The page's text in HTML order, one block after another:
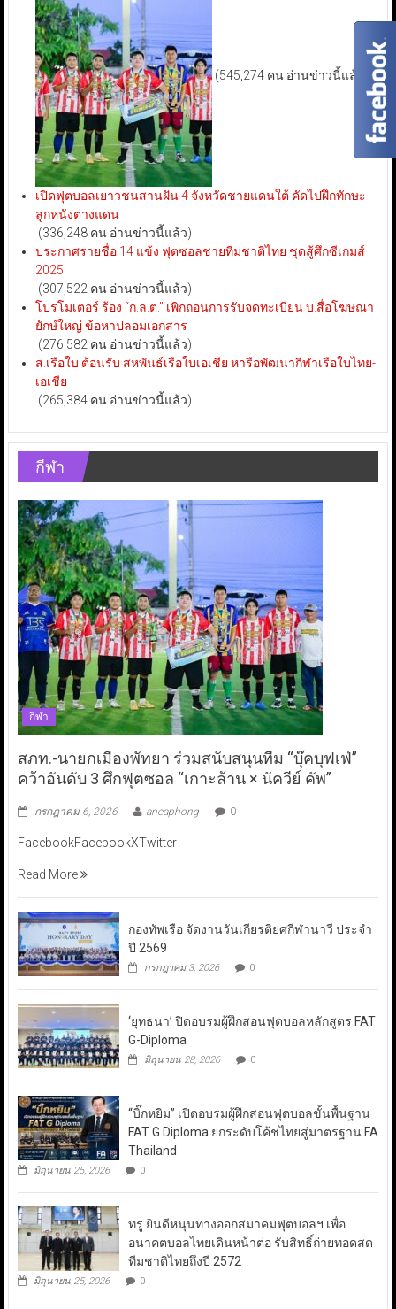
(545,274 คน อ่านข่าวนี้แล้ว)
เปิดฟุตบอลเยาวชนสานฝัน 4 จังหวัดชายแดนใต้ คัดไปฝึกทักษะ
ลูกหนังต่างแดน
(336,248 คน อ่านข่าวนี้แล้ว)
ประกาศรายชื่อ 14 แข้ง ฟุตซอลชายทีมชาติไทย ชุดสู้ศึกซีเกมส์
2025
(307,522 คน อ่านข่าวนี้แล้ว)
โปรโมเตอร์ ร้อง “ก.ล.ต.” เพิกถอนการรับจดทะเบียน บ.สื่อโฆษณา
ยักษ์ใหญ่ ข้อหาปลอมเอกสาร
(276,582 คน อ่านข่าวนี้แล้ว)
ส.เรือใบ ต้อนรับ สหพันธ์เรือใบเอเชีย หารือพัฒนากีฬาเรือใบไทย-
เอเชีย
(265,384 คน อ่านข่าวนี้แล้ว)
กีฬา
กีฬา
สภท.-นายกเมืองพัทยา ร่วมสนับสนุนทีม “บุ๊คบุฟเฟ่”
คว้าอันดับ 3 ศึกฟุตซอล “เกาะล้าน × นัควีย์ คัพ”
กรกฎาคม 6, 2026 aneaphong 0
FacebookFacebookXTwitter
Read More
กองทัพเรือ จัดงานวันเกียรติยศกีฬานาวี ประจำ
ปี 2569
กรกฎาคม 3, 2026 0
‘ยุทธนา’ ปิดอบรมผู้ฝึกสอนฟุตบอลหลักสูตร FAT
G-Diploma
มิถุนายน 28, 2026 0
“บิ๊กหยิม” เปิดอบรมผู้ฝึกสอนฟุตบอลขั้นพื้นฐาน
FAT G Diploma ยกระดับโค้ชไทยสู่มาตรฐาน FA
Thailand
มิถุนายน 25, 2026 0
ทรู ยินดีหนุนทางออกสมาคมฟุตบอลฯ เพื่อ
อนาคตบอลไทยเดินหน้าต่อ รับสิทธิ์ถ่ายทอดสด
ทีมชาติไทยถึงปี 2572
มิถุนายน 25, 2026 0